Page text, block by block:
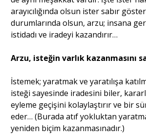
arayıcılığında olsun ister sabır
durumlarında olsun, arzu; insana
istidadı ve iradeyi kazandırır…
Arzu, isteğin varlık kazanmasını
İstemek; yaratmak ve yaratılışa
isteği sayesinde iradesini biler,
eyleme geçişini kolaylaştırır ve bir
eder… (Burada atıf yokluktan
yeniden biçim kazanmasınadır.)